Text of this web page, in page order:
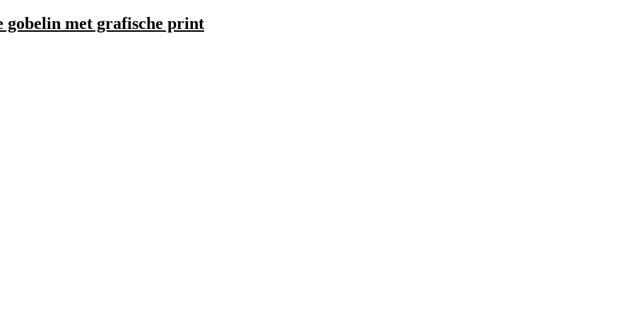
gobelin met grafische print